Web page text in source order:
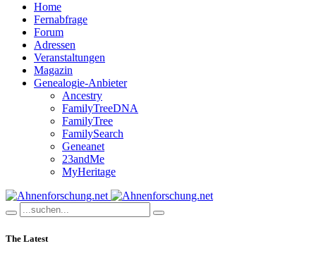
Home
Fernabfrage
Forum
Adressen
Veranstaltungen
Magazin
Genealogie-Anbieter
Ancestry
FamilyTreeDNA
FamilyTree
FamilySearch
Geneanet
23andMe
MyHeritage
The Latest